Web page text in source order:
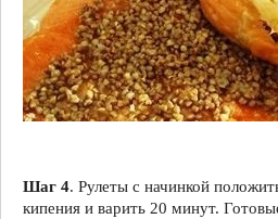
Шаг 4. Рулеты с начинкой
кипения и варить 20 минут.